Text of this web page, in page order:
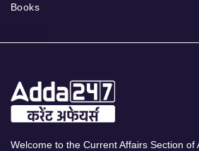
Books
Welcome to the Current Affairs Section of